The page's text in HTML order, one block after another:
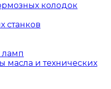
колодок
станков
ламп
масла и технических